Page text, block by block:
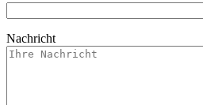
Nachricht